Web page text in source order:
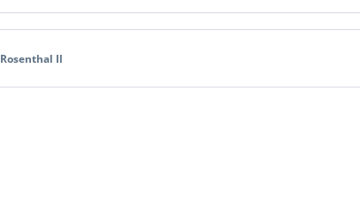
Rosenthal Il